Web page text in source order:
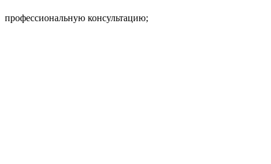
профессиональную консультацию;